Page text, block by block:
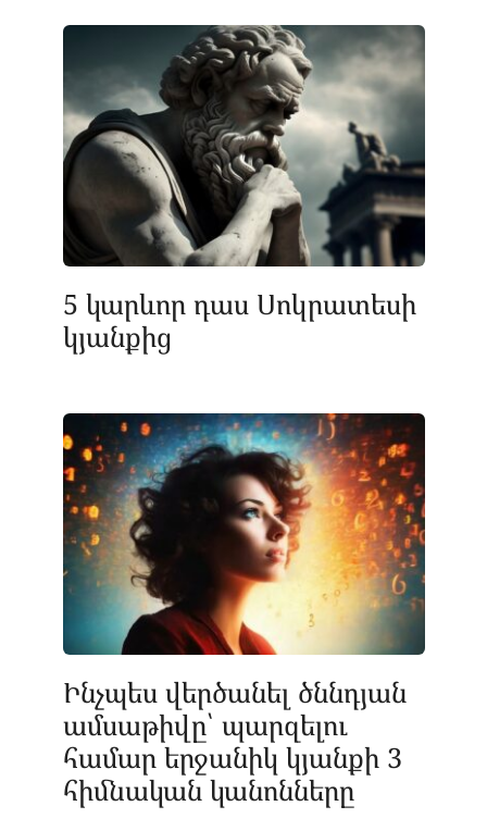
5 կարևոր դաս Սոկրատեսի
կյանքից
Ինչպես վերծանել ծննդյան
ամսաթիվը՝ պարզելու
համար երջանիկ կյանքի 3
հիմնական կանոնները